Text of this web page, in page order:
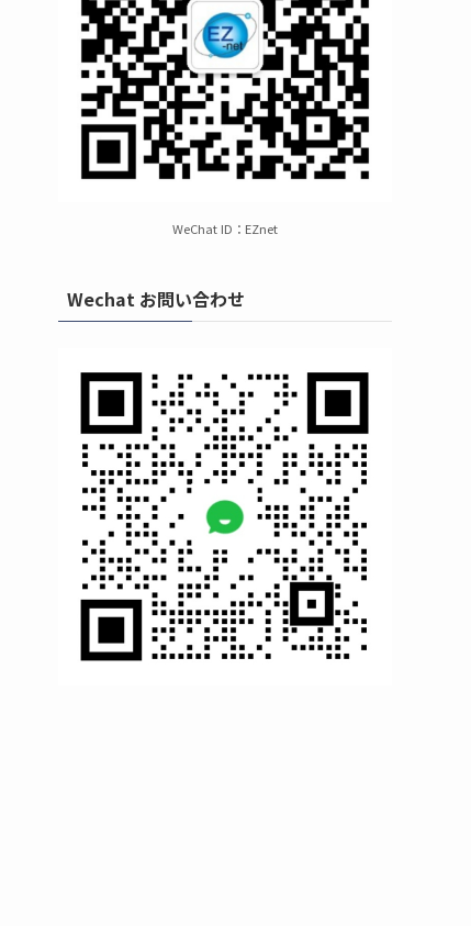
WeChat ID：EZnet
Wechat お問い合わせ